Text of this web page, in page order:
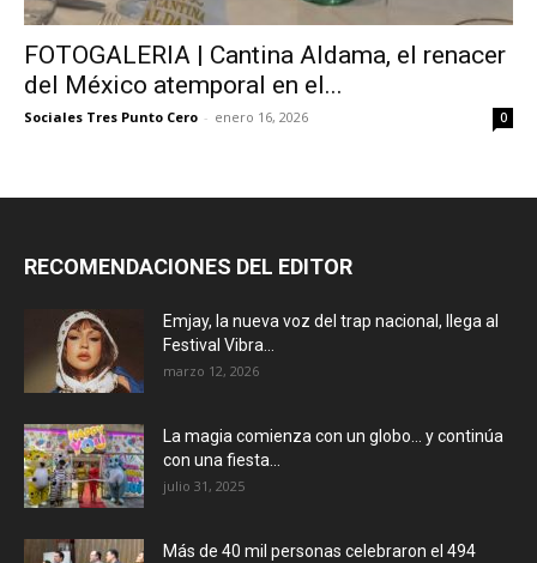
FOTOGALERIA | Cantina Aldama, el renacer
del México atemporal en el...
Sociales Tres Punto Cero - enero 16, 2026 0
RECOMENDACIONES DEL EDITOR
Emjay, la nueva voz del trap nacional, llega al
Festival Vibra...
marzo 12, 2026
La magia comienza con un globo… y continúa
con una fiesta...
julio 31, 2025
Más de 40 mil personas celebraron el 494